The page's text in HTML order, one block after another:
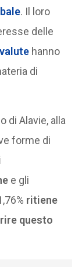
. Il loro
delle
hanno
di
di Alavie, alla
forme di
e gli
ritiene
questo